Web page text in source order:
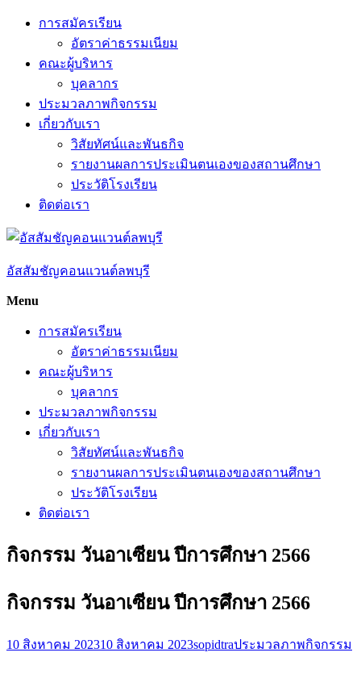
Skip
การสมัครเรียน
อัตราค่าธรรมเนียม
คณะผู้บริหาร
บุคลากร
ประมวลภาพกิจกรรม
เกี่ยวกับเรา
วิสัยทัศน์และพันธกิจ
รายงานผลการประเมินตนเองของสถานศึกษา
ประวัติโรงเรียน
ติดต่อเรา
อัสสัมชัญคอนแวนต์ลพบุรี
Menu
การสมัครเรียน
อัตราค่าธรรมเนียม
คณะผู้บริหาร
บุคลากร
ประมวลภาพกิจกรรม
เกี่ยวกับเรา
วิสัยทัศน์และพันธกิจ
รายงานผลการประเมินตนเองของสถานศึกษา
ประวัติโรงเรียน
ติดต่อเรา
กิจกรรม วันอาเซียน ปีการศึกษา 2566
กิจกรรม วันอาเซียน ปีการศึกษา 2566
10 สิงหาคม 202310 สิงหาคม 2023sopidtraประมวลภาพกิจกรรม